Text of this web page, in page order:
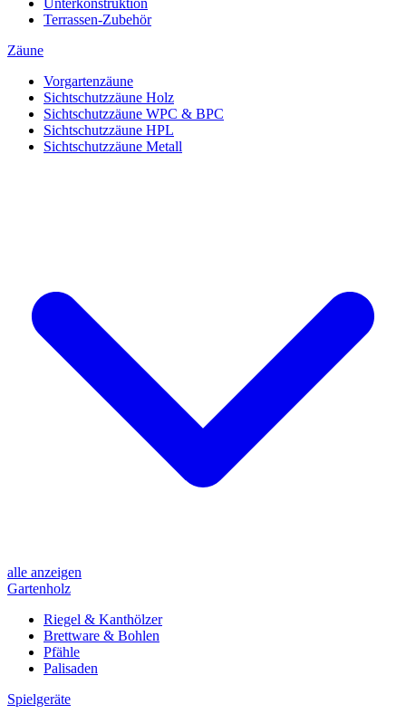
Unterkonstruktion
Terrassen-Zubehör
Zäune
Vorgartenzäune
Sichtschutzzäune Holz
Sichtschutzzäune WPC & BPC
Sichtschutzzäune HPL
Sichtschutzzäune Metall
alle anzeigen
Gartenholz
Riegel & Kanthölzer
Brettware & Bohlen
Pfähle
Palisaden
Spielgeräte